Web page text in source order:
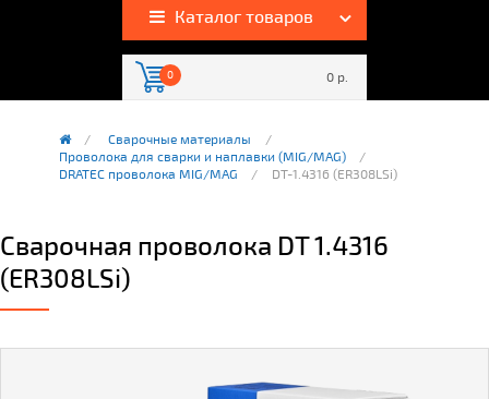
Гарантия и возврат
Каталог товаров
0 0 р.
Сварочные материалы
Проволока для сварки и наплавки (MIG/MAG)
DRATEC проволока MIG/MAG
DT-1.4316 (ER308LSi)
Сварочная проволока DT 1.4316
(ER308LSi)